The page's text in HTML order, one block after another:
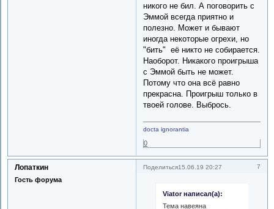
никого не бил. А поговорить с
Эммой всегда приятно и
полезно. Может и бывают
иногда некоторые огрехи, но
"бить" её никто не собирается.
Наоборот. Никакого проигрыша
с Эммой быть не может.
Потому что она всё равно
прекрасна. Проигрыш только в
твоей голове. Выбрось.
docta ignorantia
0
Поделиться 7
15.06.19 20:27
Лопаткин
Гость форума
Viator написал(а):
Тема навеяна